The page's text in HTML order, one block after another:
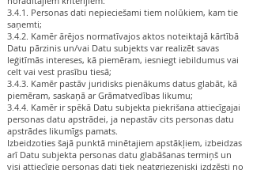
3.4.1. Personas dati nepieciešami tiem nolūkiem, kam tie
saņemti;
3.4.2. Kamēr ārējos normatīvajos aktos noteiktajā kārtībā
Datu pārzinis un/vai Datu subjekts var realizēt savas
leģitīmās intereses, kā piemēram, iesniegt iebildumus vai
celt vai vest prasību tiesā;
3.4.3. Kamēr pastāv juridisks pienākums datus glabāt, kā
piemēram, saskaņā ar Grāmatvedības likumu;
3.4.4. Kamēr ir spēkā Datu subjekta piekrišana attiecīgajai
personas datu apstrādei, ja nepastāv cits personas datu
apstrādes likumīgs pamats.
Izbeidzoties šajā punktā minētajiem apstākļiem, izbeidzas
arī Datu subjekta personas datu glabāšanas termiņš un
visi attiecīgie personas dati tiek neatgriezeniski izdzēsti no